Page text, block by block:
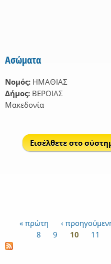
Ασώματα
Νομός: ΗΜΑΘΙΑΣ
Δήμος: ΒΕΡΟΙΑΣ
Μακεδονία
Εισέλθετε στο
« πρώτη ‹
8
9 10 11